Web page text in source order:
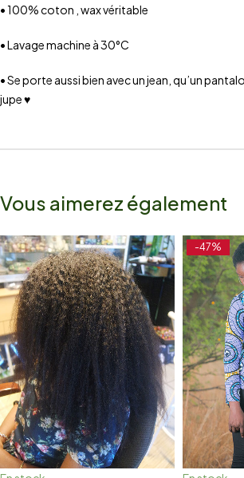
• 100% coton , wax véritable
• Lavage machine à 30°C
• Se porte aussi bien avec un jean, qu’un
jupe ♥
Vous aimerez également
-47%